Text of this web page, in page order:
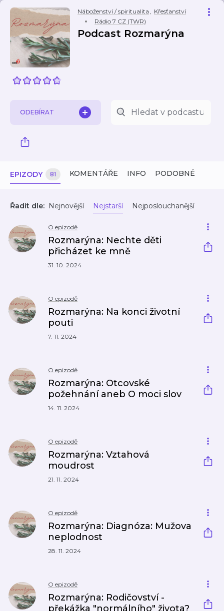
Náboženství / spiritualita , Křesťanství
Rádio 7 CZ (TWR)
Podcast Rozmarýna
ODEBÍRAT
EPIZODY 81 KOMENTÁŘE INFO PODOBNÉ
Řadit dle: Nejnovější Nejstarší Nejposlouchanější
O epizodě
Rozmarýna: Nechte děti
přicházet ke mně
31. 10. 2024
O epizodě
Rozmarýna: Na konci životní
pouti
7. 11. 2024
O epizodě
Rozmarýna: Otcovské
požehnání aneb O moci slov
14. 11. 2024
O epizodě
Rozmarýna: Vztahová
moudrost
21. 11. 2024
O epizodě
Rozmarýna: Diagnóza: Mužova
neplodnost
28. 11. 2024
O epizodě
Rozmarýna: Rodičovství -
překážka "normálního" života?